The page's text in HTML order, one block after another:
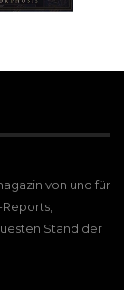
von und für
Reports,
Stand der